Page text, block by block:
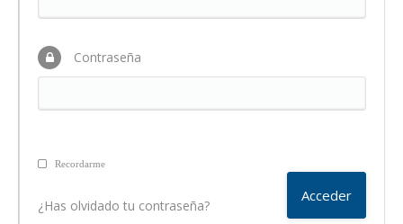
Contraseña
Recordarme
¿Has olvidado tu contraseña?